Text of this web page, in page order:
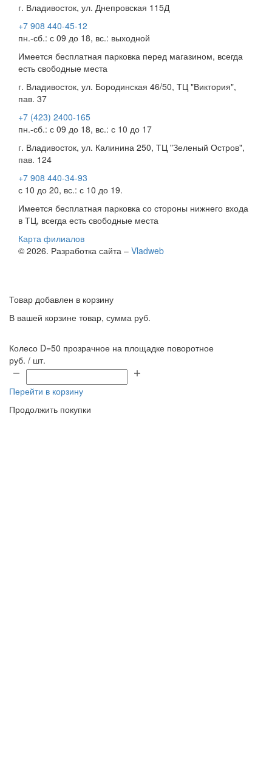
г. Владивосток, ул. Днепровская 115Д
+7 908 440-45-12
пн.-сб.: с 09 до 18, вс.: выходной
Имеется бесплатная парковка перед магазином, всегда
есть свободные места
г. Владивосток, ул. Бородинская 46/50, ТЦ "Виктория",
пав. 37
+7 (423) 2400-165
пн.-сб.: с 09 до 18, вс.: с 10 до 17
г. Владивосток, ул. Калинина 250, ТЦ "Зеленый Остров",
пав. 124
+7 908 440-34-93
с 10 до 20, вс.: с 10 до 19.
Имеется бесплатная парковка со стороны нижнего входа
в ТЦ, всегда есть свободные места
Карта филиалов
© 2026. Разработка сайта – Vladweb
Товар добавлен в корзину
В вашей корзине товар, сумма руб.
Колесо D=50 прозрачное на площадке поворотное
руб. / шт.
Перейти в корзину
Продолжить покупки